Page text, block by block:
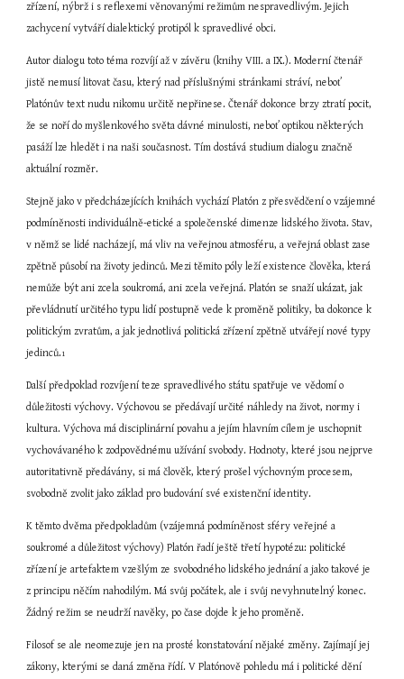
zřízení, nýbrž i s reflexemi věnovanými režimům nespravedlivým. Jejich
zachycení vytváří dialektický protipól k spravedlivé obci.
Autor dialogu toto téma rozvíjí až v závěru (knihy VIII. a IX.). Moderní čtenář
jistě nemusí litovat času, který nad příslušnými stránkami stráví, neboť
Platónův text nudu nikomu určitě nepřinese. Čtenář dokonce brzy ztratí pocit,
že se noří do myšlenkového světa dávné minulosti, neboť optikou některých
pasáží lze hledět i na naši současnost. Tím dostává studium dialogu značně
aktuální rozměr.
Stejně jako v předcházejících knihách vychází Platón z přesvědčení o vzájemné
podmíněnosti individuálně-etické a společenské dimenze lidského života. Stav,
v němž se lidé nacházejí, má vliv na veřejnou atmosféru, a veřejná oblast zase
zpětně působí na životy jedinců. Mezi těmito póly leží existence člověka, která
nemůže být ani zcela soukromá, ani zcela veřejná. Platón se snaží ukázat, jak
převládnutí určitého typu lidí postupně vede k proměně politiky, ba dokonce k
politickým zvratům, a jak jednotlivá politická zřízení zpětně utvářejí nové typy
jedinců.1
Další předpoklad rozvíjení teze spravedlivého státu spatřuje ve vědomí o
důležitosti výchovy. Výchovou se předávají určité náhledy na život, normy i
kultura. Výchova má disciplinární povahu a jejím hlavním cílem je uschopnit
vychovávaného k zodpovědnému užívání svobody. Hodnoty, které jsou nejprve
autoritativně předávány, si má člověk, který prošel výchovným procesem,
svobodně zvolit jako základ pro budování své existenční identity.
K těmto dvěma předpokladům (vzájemná podmíněnost sféry veřejné a
soukromé a důležitost výchovy) Platón řadí ještě třetí hypotézu: politické
zřízení je artefaktem vzešlým ze svobodného lidského jednání a jako takové je
z principu něčím nahodilým. Má svůj počátek, ale i svůj nevyhnutelný konec.
Žádný režim se neudrží navěky, po čase dojde k jeho proměně.
Filosof se ale neomezuje jen na prosté konstatování nějaké změny. Zajímají jej
zákony, kterými se daná změna řídí. V Platónově pohledu má i politické dění